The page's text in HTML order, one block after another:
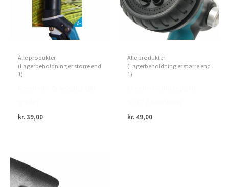
Alle produkter
(Lagerbeholdning er større end
1)
kr.39,00
Alle produkter
(Lagerbeholdning er større end
1)
kr. 49,00